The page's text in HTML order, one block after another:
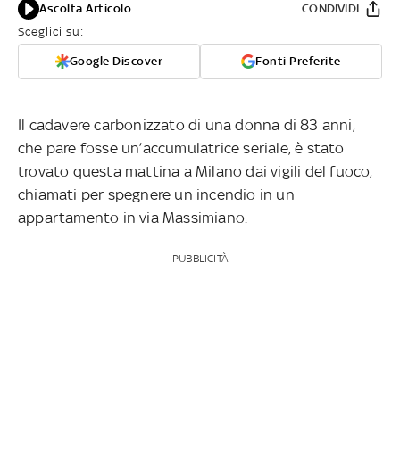
Ascolta Articolo
Sceglici su:
Google Discover Fonti Preferite
CONDIVIDI
Il cadavere carbonizzato di una donna di 83 anni,
che pare fosse un’accumulatrice seriale, è stato
trovato questa mattina a Milano dai vigili del fuoco,
chiamati per spegnere un incendio in un
appartamento in via Massimiano.
PUBBLICITÀ